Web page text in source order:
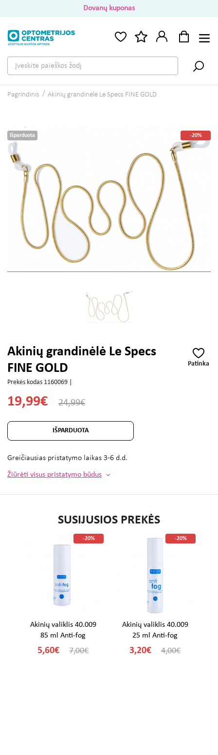
Dovanų kuponas
Pagrindinis Akinių grandinėlė Le Specs FINE GOLD
Išparduota -20%
Patinka
Akinių grandinėlė Le Specs
FINE GOLD
Prekės kodas 1160069 |
19,99€ 24,99€
IŠPARDUOTA
Greičiausias pristatymo laikas 3-6 d.d.
Žiūrėti visus pristatymo būdus
SUSIJUSIOS PREKĖS
-20%
Akinių valiklis 40.009
85 ml Anti-fog
5,60€ 7,00€
-20%
Akinių valiklis 40.009
25 ml Anti-fog
3,20€ 4,00€